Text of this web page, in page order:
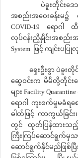
ပဲခူးတိုင်းဒေသကြီ
အစည်းအဝေးခန်းမ၌
COVID-19 ရောဂါ
လုပ်ငန်းညှိနှိုင်းအစည်းအ
System ဖြင့် ကျင်းပပ
ရှေးဦးစွာ ပဲခူးတိုင်း
ဆွေဝင်းက မိမိတို့တိုင်းဒေသ
များ Facility
ရောဂါ ကူးစက်မှုမခံရ
ဓါတ်ဖြင့် ကာကွယ်ခြင်
တွင် ထုတ်ပြန်ထားသည့်
ကြီးကြပ်ဆောင်ရွ
ဆောင်ရွက်နိုင်မည်ဖြ